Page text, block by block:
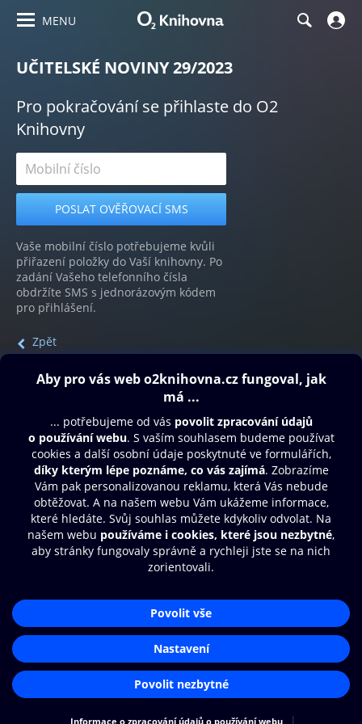
MENU
UČITELSKÉ NOVINY 29/2023
Pro pokračování se přihlaste do O2
Knihovny
Vaše mobilní číslo potřebujeme kvůli
přiřazení položky do Vaší knihovny. Po
zadání Vašeho telefonního čísla
obdržíte SMS s jednorázovým kódem
pro přihlášení.
Zpět
Obsah ke stažení
Moje O2 Knihovna
Další zábava
© O2 Czech Republic a.s.
Přístupnost
Zásady zpracování osobních údajů
Nastavení cookies
Aplikace O2 Knihovna
Čti a poslouchej své e-knihy a
audioknihy rychleji a pohodlněji.